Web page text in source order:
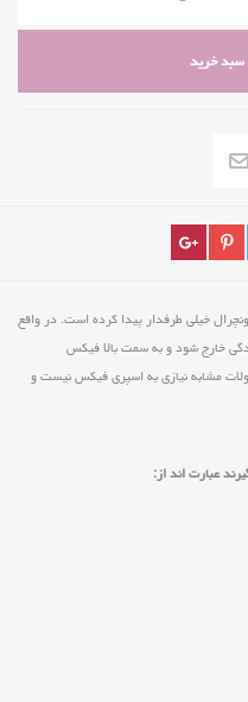
سبد خرید
خيلي طرفدار پيدا كرده است. در واقع
خارج شود و به سمت بالا فيكس
مشابه نيازي به اسپري فيكس نيست و
عبارت اند از: